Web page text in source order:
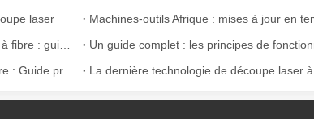
laser
Machines-outils Afrique : mises à jour en